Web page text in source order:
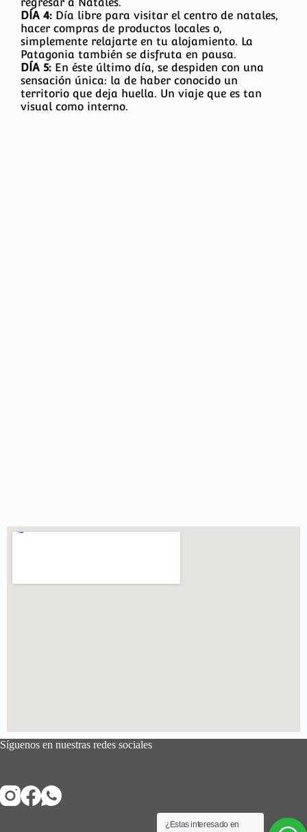
regresar a Natales.
DÍA 4: Día libre para visitar el centro de natales,
hacer compras de productos locales o,
simplemente relajarte en tu alojamiento. La
Patagonia también se disfruta en pausa.
DÍA 5: En éste último día, se despiden con una
sensación única: la de haber conocido un
territorio que deja huella. Un viaje que es tan
visual como interno.
Síguenos en nuestras redes sociales
¿Estas interesado en